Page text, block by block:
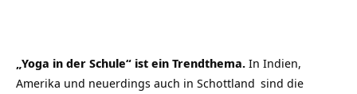
„Yoga in der Schule“ ist ein Trendthema. In Indien,
Amerika und neuerdings auch in Schottland sind die